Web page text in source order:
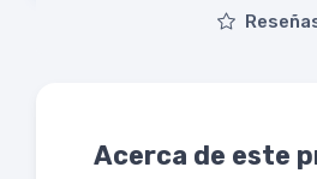
Acerca de este